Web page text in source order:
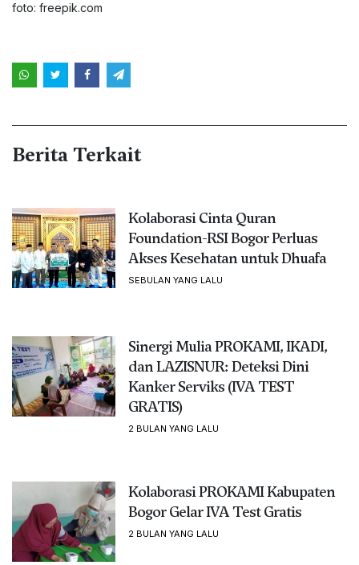
foto: freepik.com
Berita Terkait
Kolaborasi Cinta Quran
Foundation-RSI Bogor Perluas
Akses Kesehatan untuk Dhuafa
SEBULAN YANG LALU
Sinergi Mulia PROKAMI, IKADI,
dan LAZISNUR: Deteksi Dini
Kanker Serviks (IVA TEST
GRATIS)
2 BULAN YANG LALU
Kolaborasi PROKAMI Kabupaten
Bogor Gelar IVA Test Gratis
2 BULAN YANG LALU